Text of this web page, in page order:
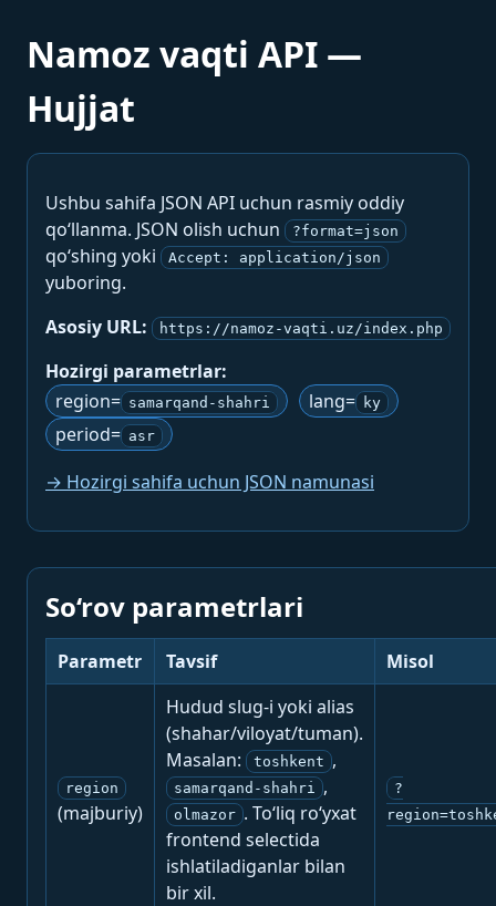
Namoz vaqti API —
Hujjat
Ushbu sahifa JSON API uchun rasmiy oddiy
qo‘llanma. JSON olish uchun
?format=json
qo‘shing yoki Accept: application/json
yuboring.
Asosiy URL:
https://namoz-vaqti.uz/index.php
Hozirgi parametrlar:
region= samarqand-shahri lang= ky
period= asr
→ Hozirgi sahifa uchun JSON namunasi
So‘rov parametrlari
Parametr Tavsif Misol
region
(majburiy)
Hudud slug-i yoki alias
(shahar/viloyat/tuman).
Masalan:
toshkent ,
samarqand-shahri ,
olmazor . To‘liq ro‘yxat
frontend selectida
ishlatiladiganlar bilan
bir xil.
?